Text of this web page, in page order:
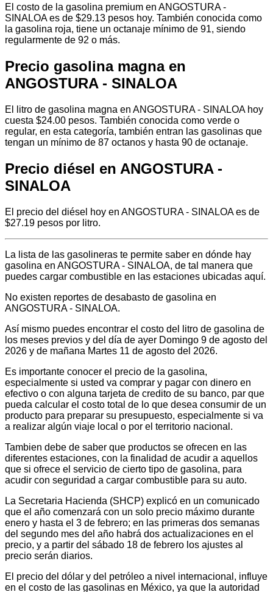
El costo de la gasolina premium en ANGOSTURA -
SINALOA es de $29.13 pesos hoy. También conocida como
la gasolina roja, tiene un octanaje mínimo de 91, siendo
regularmente de 92 o más.
Precio gasolina magna en
ANGOSTURA - SINALOA
El litro de gasolina magna en ANGOSTURA - SINALOA hoy
cuesta $24.00 pesos. También conocida como verde o
regular, en esta categoría, también entran las gasolinas que
tengan un mínimo de 87 octanos y hasta 90 de octanaje.
Precio diésel en ANGOSTURA -
SINALOA
El precio del diésel hoy en ANGOSTURA - SINALOA es de
$27.19 pesos por litro.
La lista de las gasolineras te permite saber en dónde hay
gasolina en ANGOSTURA - SINALOA, de tal manera que
puedes cargar combustible en las estaciones ubicadas aquí.
No existen reportes de desabasto de gasolina en
ANGOSTURA - SINALOA.
Así mismo puedes encontrar el costo del litro de gasolina de
los meses previos y del día de ayer Domingo 9 de agosto del
2026 y de mañana Martes 11 de agosto del 2026.
Es importante conocer el precio de la gasolina,
especialmente si usted va comprar y pagar con dinero en
efectivo o con alguna tarjeta de credito de su banco, par que
pueda calcular el costo total de lo que desea consumir de un
producto para preparar su presupuesto, especialmente si va
a realizar algún viaje local o por el territorio nacional.
Tambien debe de saber que productos se ofrecen en las
diferentes estaciones, con la finalidad de acudir a aquellos
que si ofrece el servicio de cierto tipo de gasolina, para
acudir con seguridad a cargar combustible para su auto.
La Secretaria Hacienda (SHCP) explicó en un comunicado
que el año comenzará con un solo precio máximo durante
enero y hasta el 3 de febrero; en las primeras dos semanas
del segundo mes del año habrá dos actualizaciones en el
precio, y a partir del sábado 18 de febrero los ajustes al
precio serán diarios.
El precio del dólar y del petróleo a nivel internacional, influye
en el costo de las gasolinas en México, ya que la autoridad